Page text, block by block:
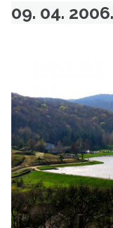
09. 04.